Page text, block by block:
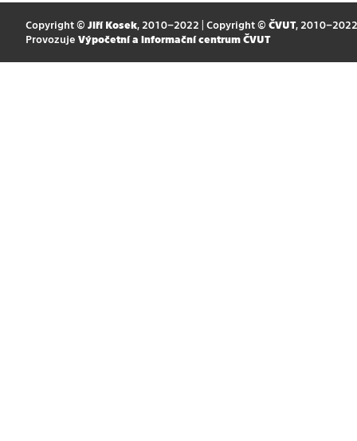
Copyright © Jiří Kosek, 2010–2022 | Copyright © ČVUT, 2010–2022
Provozuje Výpočetní a informační centrum ČVUT